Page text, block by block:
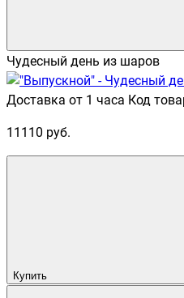
Чудесный день из шаров
Доставка от 1 часа Код
11110 руб.
Купить